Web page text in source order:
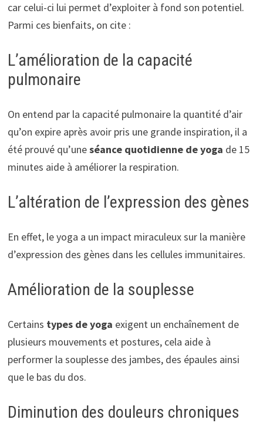
car celui-ci lui permet d’exploiter à fond son potentiel.
Parmi ces bienfaits, on cite :
L’amélioration de la capacité
pulmonaire
On entend par la capacité pulmonaire la quantité d’air
qu’on expire après avoir pris une grande inspiration, il a
été prouvé qu’uneséance quotidienne deyoga de 15
minutes aide à améliorer la respiration.
L’altération de l’expression des gènes
En effet, le yoga a un impact miraculeux sur la manière
d’expression des gènes dans les cellules immunitaires.
Amélioration de la souplesse
Certains types deyoga exigent un enchaînement de
plusieurs mouvements et postures, cela aide à
performer la souplesse des jambes, des épaules ainsi
que le bas du dos.
Diminution des douleurs chroniques